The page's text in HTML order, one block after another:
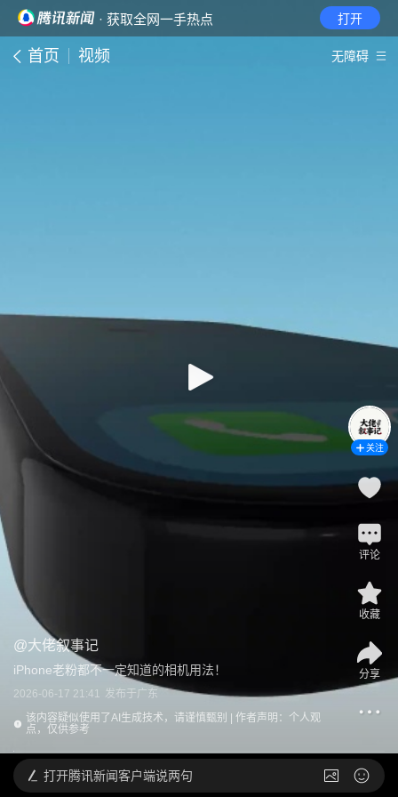
· 获取全网一手热点 打开
首页 视频 无障碍
@大佬叙事记
iPhone老粉都不一定知道的相机用法！
2026-06-17 21:41 发布于 广东
该内容疑似使用了AI生成技术，请谨慎甄别 | 作者声明：个人观
点，仅供参考
关注
评论
收藏
分享
打开腾讯新闻客户端说两句